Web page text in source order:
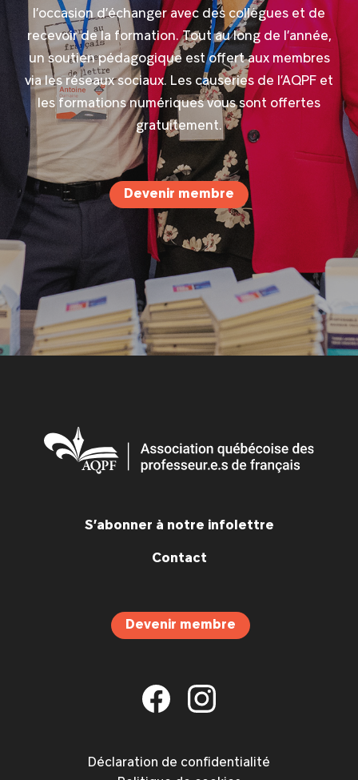
l’occasion d’échanger avec des collègues et de
recevoir de la formation. Tout au long de l’année,
un soutien pédagogique est offert aux membres
via les réseaux sociaux. Les causeries de l’AQPF et
les formations numériques vous sont offertes
gratuitement.
Devenir membre
S’abonner à notre infolettre
Contact
Devenir membre
Déclaration de confidentialité